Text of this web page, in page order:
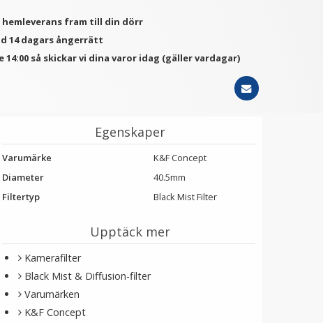
hemleverans fram till din dörr
14 dagars ångerrätt
14:00 så skickar vi dina varor idag (gäller vardagar)
Egenskaper
Varumärke
K&F Concept
Diameter
40.5mm
Filtertyp
Black Mist Filter
Upptäck mer
Kamerafilter
Black Mist & Diffusion-filter
Varumärken
K&F Concept